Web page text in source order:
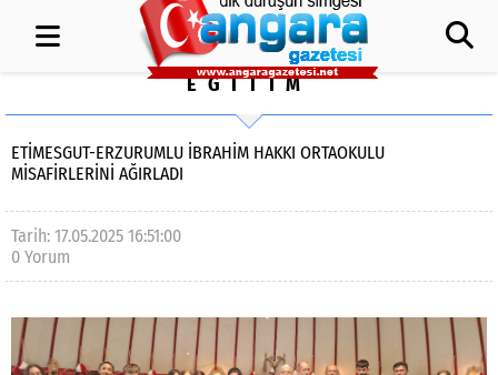
EĞİTİM
ETİMESGUT-ERZURUMLU İBRAHİM HAKKI ORTAOKULU
MİSAFİRLERİNİ AĞIRLADI
Tarih: 17.05.2025 16:51:00
0 Yorum